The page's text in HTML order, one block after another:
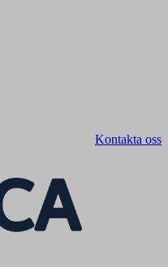
Kontakta oss